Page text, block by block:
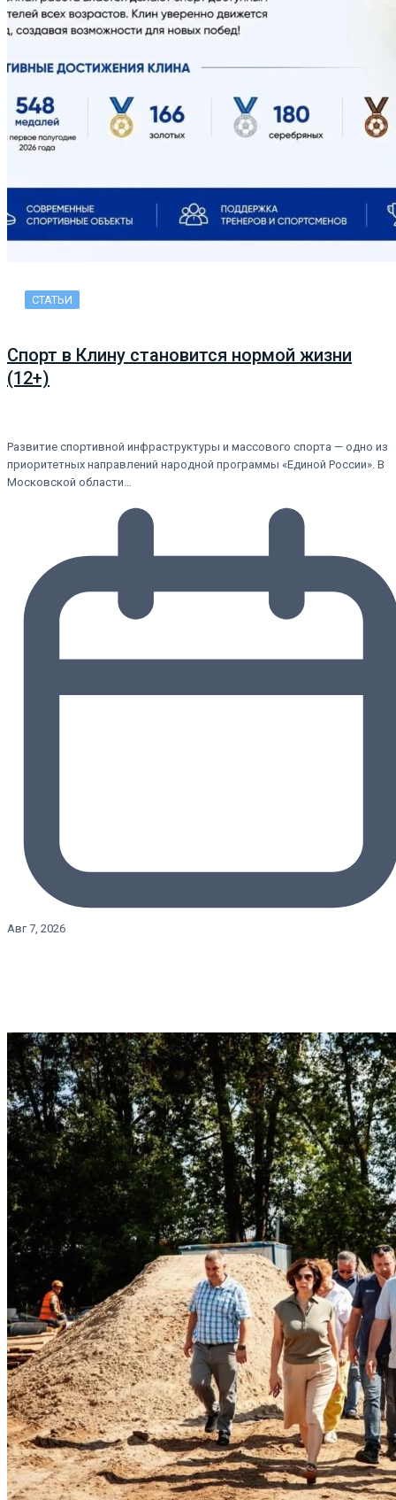
СТАТЬИ
Спорт в Клину становится нормой жизни
(12+)
Развитие спортивной инфраструктуры и массового спорта — одно из
приоритетных направлений народной программы «Единой России». В
Московской области…
Авг 7, 2026